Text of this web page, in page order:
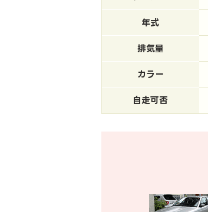
年式
排気量
カラー
自走可否